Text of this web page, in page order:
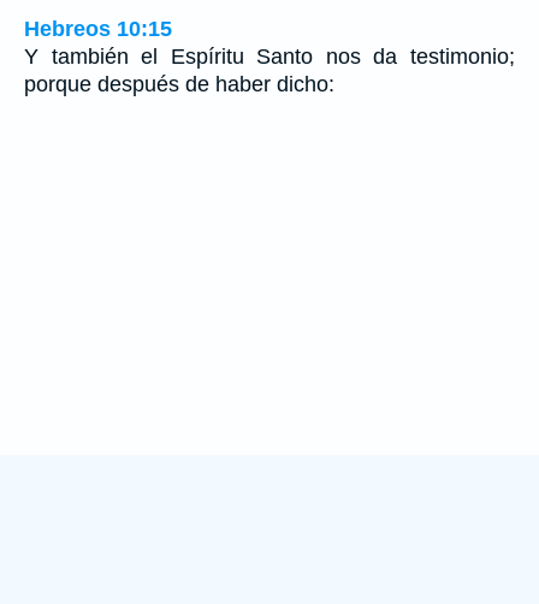
Hebreos 10:15
Y también el Espíritu Santo nos da testimonio;
porque después de haber dicho: